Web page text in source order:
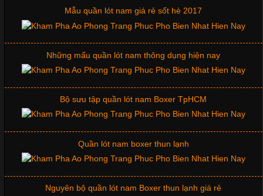
Áo thun là một trong những trang phục phổ biến nhất hiện nay
nhờ tính tiện dụng, dễ phối đồ và phù hợp với nhiều đối tượng.
quan trọng tạo nên phong cách riêng cho từng sản phẩm. Mỗi
loại cổ áo sẽ mang đến một vẻ đẹp khác
Những Mẫu Áo Thun Đồng Phục Công Ty Được Ưa
Chuộng Hiện Nay
Cập nhật 2026-06-01 14:23:34
Những mẩu quần lót nam thông dụng hiện nay
Bộ sưu tập quần lót nam Boxer TpHCM
Quần lót nam boxer thun lạnh
Nguyên bộ quần lót nam Boxer thun lạnh giá rẻ